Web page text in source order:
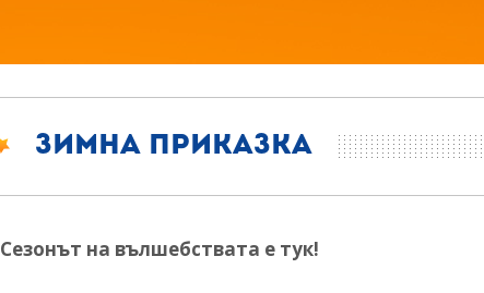
Зимна приказка
Сезонът на вълшебствата е тук!